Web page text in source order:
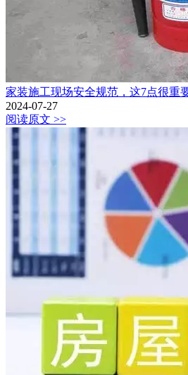
家装施工现场安全规范，这7点很重
2024-07-27
阅读原文 >>